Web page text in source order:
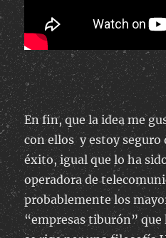
En fin, que la idea me
con ellos y estoy seguro
éxito, igual que lo ha
operadora de
probablemente los
“empresas tiburón”